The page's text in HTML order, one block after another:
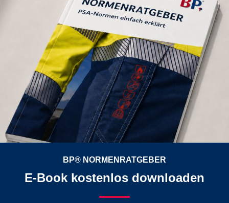
BP® NORMENRATGEBER
E-Book kostenlos downloaden